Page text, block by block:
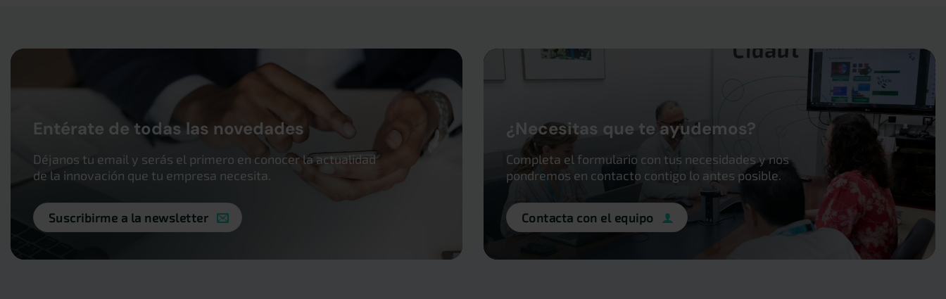
Entérate de todas las novedades
Déjanos tu email y serás el primero en conocer la actualidad
de la innovación que tu empresa necesita.
Suscribirme a la newsletter
¿Necesitas que te ayudemos?
Completa el formulario con tus necesidades y nos
pondremos en contacto contigo lo antes posible.
Contacta con el equipo